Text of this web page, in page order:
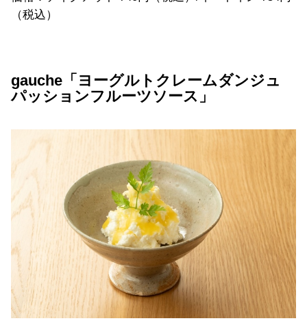
（税込）
gauche「ヨーグルトクレームダンジュ
パッションフルーツソース」